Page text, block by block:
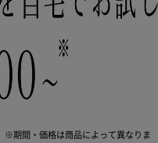
※期間・価格は商品によって異なりま